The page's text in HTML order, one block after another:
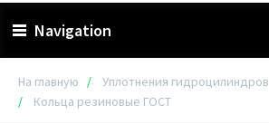
Navigation
На главную
Уплотнения гидроцилиндров
Кольца резиновые ГОСТ